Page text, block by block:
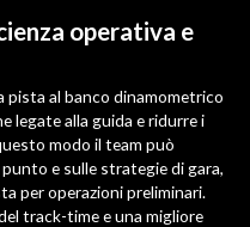
operativa e
pista al banco dinamometrico
legate alla guida e ridurre i
modo il team può
e sulle strategie di gara,
per operazioni preliminari.
track-time e una migliore